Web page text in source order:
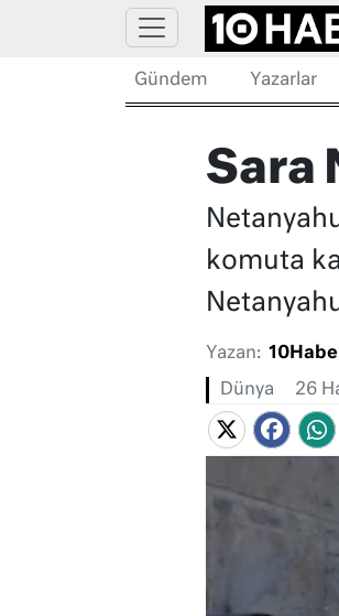
Gündem Yazarlar
Sara
komuta
Yazan:
Dünya 26